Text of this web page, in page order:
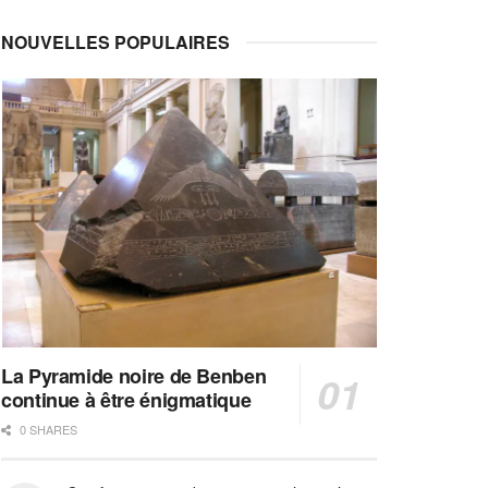
NOUVELLES POPULAIRES
La Pyramide noire de Benben
continue à être énigmatique
0 SHARES